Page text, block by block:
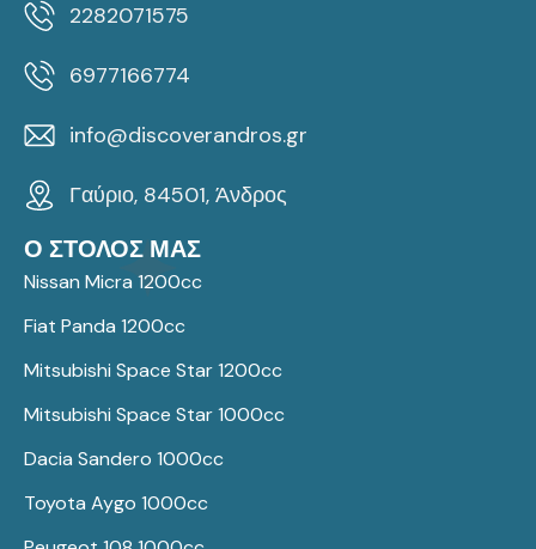
2282071575
6977166774
info@discoverandros.gr
Γαύριο, 84501, Άνδρος
Ο ΣΤΟΛΟΣ ΜΑΣ
Nissan Micra 1200cc
Fiat Panda 1200cc
Mitsubishi Space Star 1200cc
Mitsubishi Space Star 1000cc
Dacia Sandero 1000cc
Toyota Aygo 1000cc